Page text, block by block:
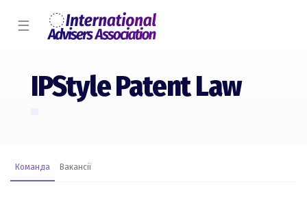
☰
IPStyle Patent Law
Команда Вакансії